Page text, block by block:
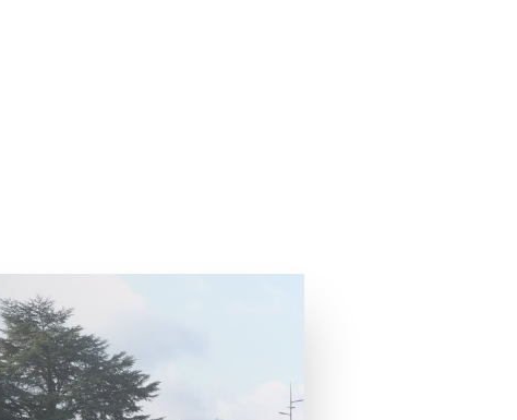
administratives, et paysagères, à
intégrer lors de l’élaboration et la mise
en œuvre des projets.
En savoir plus